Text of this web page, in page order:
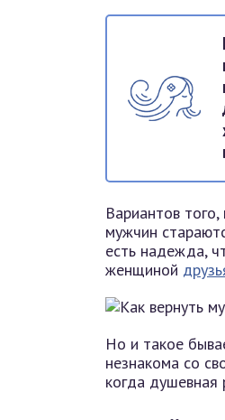
Вариантов
мужчин
есть надежда,
женщиной
Но и такое
незнакома со
когда душевная